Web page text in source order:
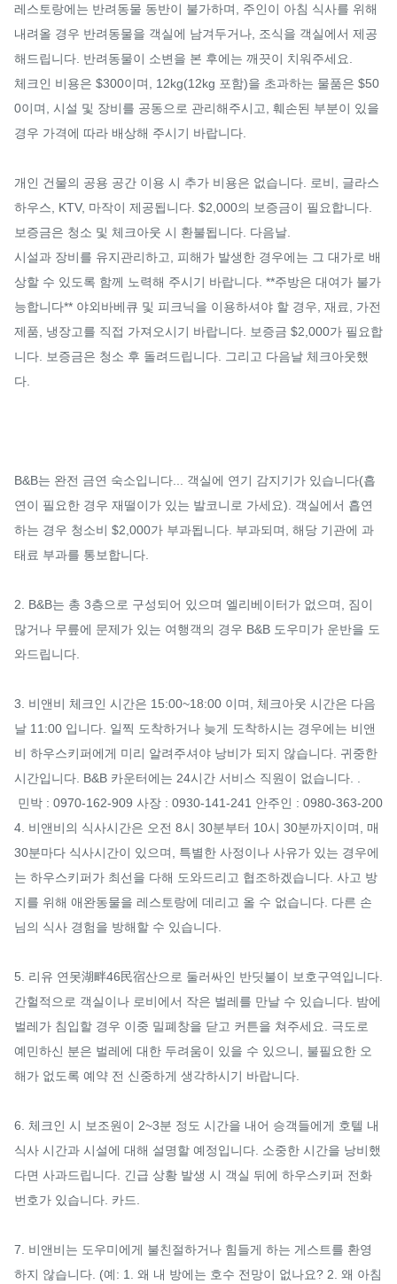
레스토랑에는 반려동물 동반이 불가하며, 주인이 아침 식사를 위해
내려올 경우 반려동물을 객실에 남겨두거나, 조식을 객실에서 제공
해드립니다. 반려동물이 소변을 본 후에는 깨끗이 치워주세요.
체크인 비용은 $300이며, 12kg(12kg 포함)을 초과하는 물품은 $50
0이며, 시설 및 장비를 공동으로 관리해주시고, 훼손된 부분이 있을
경우 가격에 따라 배상해 주시기 바랍니다.
개인 건물의 공용 공간 이용 시 추가 비용은 없습니다. 로비, 글라스
하우스, KTV, 마작이 제공됩니다. $2,000의 보증금이 필요합니다.
보증금은 청소 및 체크아웃 시 환불됩니다. 다음날.
시설과 장비를 유지관리하고, 피해가 발생한 경우에는 그 대가로 배
상할 수 있도록 함께 노력해 주시기 바랍니다. **주방은 대여가 불가
능합니다** 야외바베큐 및 피크닉을 이용하셔야 할 경우, 재료, 가전
제품, 냉장고를 직접 가져오시기 바랍니다. 보증금 $2,000가 필요합
니다. 보증금은 청소 후 돌려드립니다. 그리고 다음날 체크아웃했
다.
B&B는 완전 금연 숙소입니다... 객실에 연기 감지기가 있습니다(흡
연이 필요한 경우 재떨이가 있는 발코니로 가세요). 객실에서 흡연
하는 경우 청소비 $2,000가 부과됩니다. 부과되며, 해당 기관에 과
태료 부과를 통보합니다.
2. B&B는 총 3층으로 구성되어 있으며 엘리베이터가 없으며, 짐이
많거나 무릎에 문제가 있는 여행객의 경우 B&B 도우미가 운반을 도
와드립니다.
3. 비앤비 체크인 시간은 15:00~18:00 이며, 체크아웃 시간은 다음
날 11:00 입니다. 일찍 도착하거나 늦게 도착하시는 경우에는 비앤
비 하우스키퍼에게 미리 알려주셔야 낭비가 되지 않습니다. 귀중한
시간입니다. B&B 카운터에는 24시간 서비스 직원이 없습니다. .
4. 비앤비의 식사시간은 오전 8시 30분부터 10시 30분까지이며, 매
30분마다 식사시간이 있으며, 특별한 사정이나 사유가 있는 경우에
는 하우스키퍼가 최선을 다해 도와드리고 협조하겠습니다. 사고 방
지를 위해 애완동물을 레스토랑에 데리고 올 수 없습니다. 다른 손
님의 식사 경험을 방해할 수 있습니다.
5. 리유 연못湖畔46民宿산으로 둘러싸인 반딧불이 보호구역입니다.
간헐적으로 객실이나 로비에서 작은 벌레를 만날 수 있습니다. 밤에
벌레가 침입할 경우 이중 밀폐창을 닫고 커튼을 쳐주세요. 극도로
예민하신 분은 벌레에 대한 두려움이 있을 수 있으니, 불필요한 오
해가 없도록 예약 전 신중하게 생각하시기 바랍니다.
6. 체크인 시 보조원이 2~3분 정도 시간을 내어 승객들에게 호텔 내
식사 시간과 시설에 대해 설명할 예정입니다. 소중한 시간을 낭비했
다면 사과드립니다. 긴급 상황 발생 시 객실 뒤에 하우스키퍼 전화
번호가 있습니다. 카드.
7. 비앤비는 도우미에게 불친절하거나 힘들게 하는 게스트를 환영
하지 않습니다. (예: 1. 왜 내 방에는 호수 전망이 없나요? 2. 왜 아침